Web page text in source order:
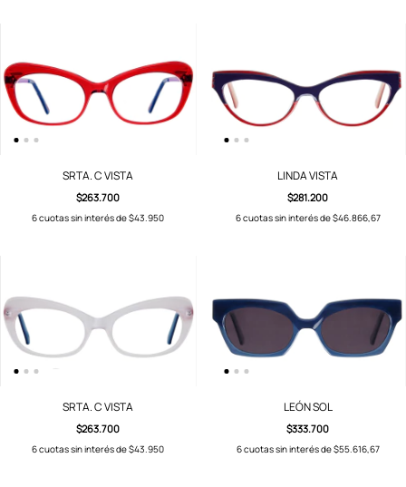
SRTA. C VISTA
$263.700
6cuotas sin interés de$43.950
LINDA VISTA
$281.200
6cuotas sin interés de$46.866,67
SRTA. C VISTA
$263.700
6cuotas sin interés de$43.950
LEÓN SOL
$333.700
6cuotas sin interés de$55.616,67